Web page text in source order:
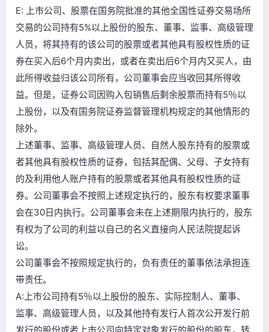
E: 上市公司、股票在国务院批准的其他全国性证券交易场所
交易的公司持有5%以上股份的股东、董事、监事、高级管理
人员，将其持有的该公司的股票或者其他具有股权性质的证
券在买入后6个月内卖出，或者在卖出后6个月内又买人，由
此所得收益归该公司所有，公司董事会应当收回其所得收
益。但是，证券公司因购入包销售后剩余股票而持有5％以
上股份，以及有国务院证券监督管理机构规定的其他情形的
除外。
上述董事、监事、高级管理人员、自然人股东持有的股票或
者其他具有股权性质的证券，包括其配偶、父母、子女持有
的及利用他人账户持有的股票或者其他具有股权性质的证
券。公司董事会不按照上述规定执行的，股东有权要求董事
会在30日内执行。公司董事会未在上述期限内执行的，股东
有权为了公司的利益以自己的名义直接向人民法院提起诉
讼。
公司董事会不按照规定执行的，负有责任的董事依法承担连
带责任。
A:上市公司持有5％以上股份的股东、实际控制人、董事、
监事、高级管理人员，以及其他持有发行人首次公开发行前